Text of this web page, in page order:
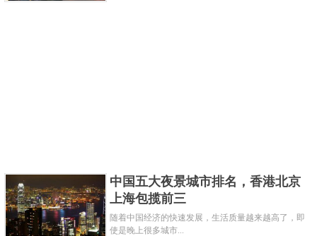
中国五大夜景城市排名，香港北京
上海包揽前三
随着中国经济的快速发展，生活质量越来越高了，即
使是晚上很多城市...